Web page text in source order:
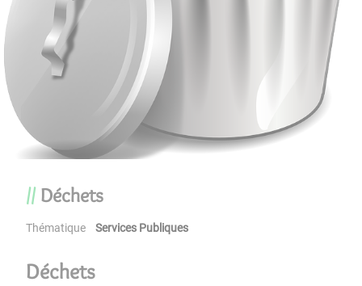
Déchets
Thématique Services Publiques
Déchets